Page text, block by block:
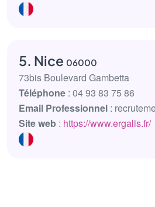
5. Nice 06000
73bis Boulevard Gambetta
Téléphone : 04 93 83 75 86
Email Professionnel :
Site web : https://www.ergalis.fr/